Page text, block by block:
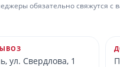
обязательно свяжутся с
ул. Свердлова, 1